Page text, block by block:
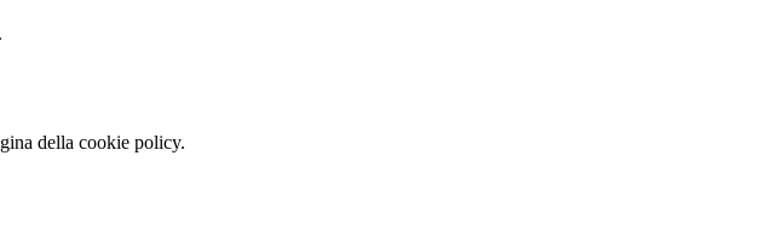
della cookie policy.